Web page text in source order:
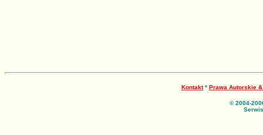
Kontakt* Prawa Autorskie &
© 2004-